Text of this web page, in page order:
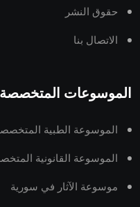
حقوق النشر
الاتصال بنا
الموسوعات المتخصصة
الموسوعة الطبية
الموسوعة القانونية
موسوعة الآثار في سورية